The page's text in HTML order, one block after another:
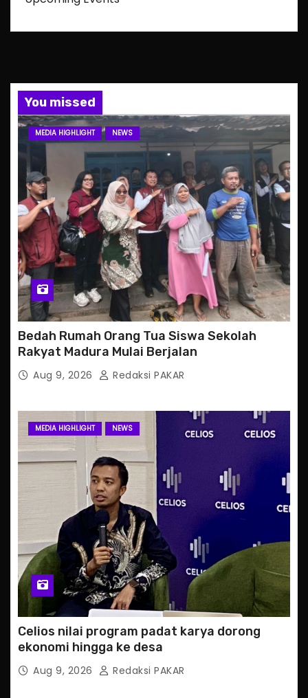
You missed
MEDIA HIGHLIGHT NEWS
Bedah Rumah Orang Tua Siswa Sekolah
Rakyat Madura Mulai Berjalan
Aug 9, 2026 Redaksi PAKAR
MEDIA HIGHLIGHT NEWS
Celios nilai program padat karya dorong
ekonomi hingga ke desa
Aug 9, 2026 Redaksi PAKAR